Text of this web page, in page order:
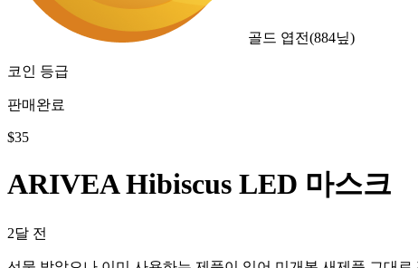
골드 엽전(884닢)
코인 등급
판매완료
$35
ARIVEA Hibiscus LED 마스크
2달 전